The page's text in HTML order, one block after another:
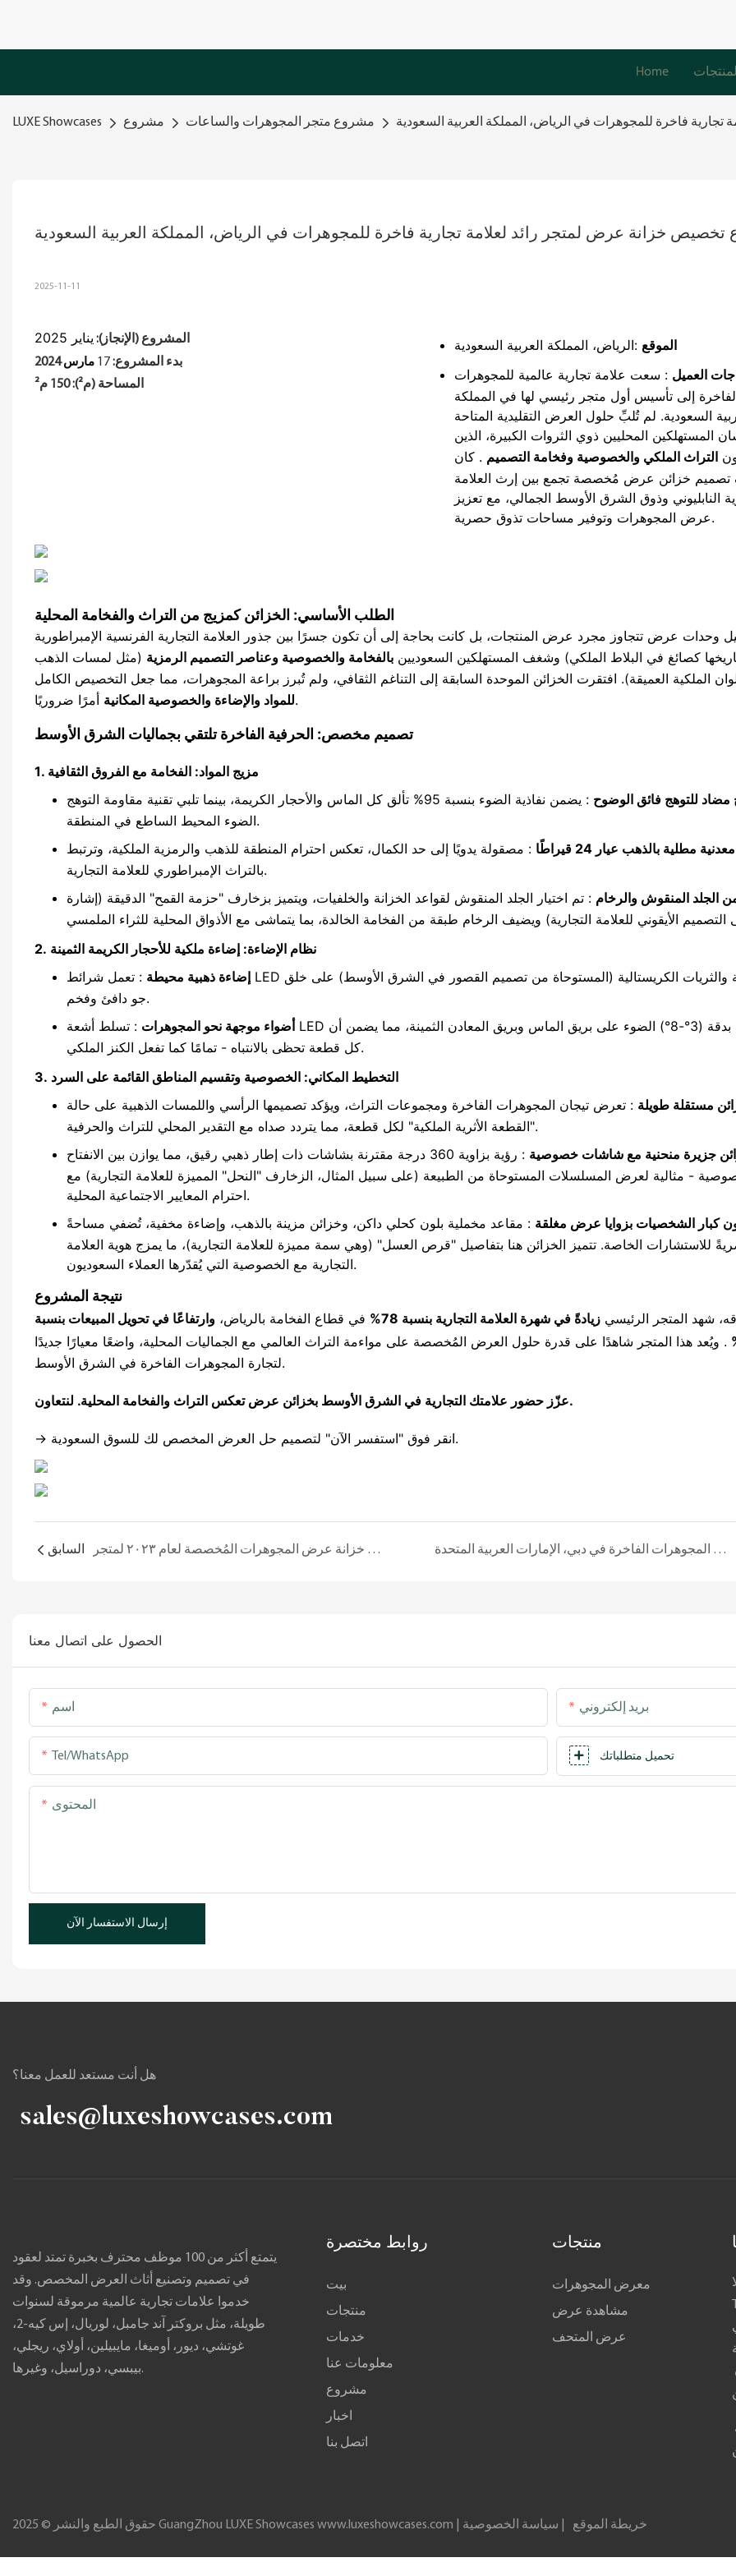
Home
LUXE Showcases مشروع مشروع متجر المجوهرات والساعات فاخرة للمجوهرات في الرياض، المملكة العربية السعودية
خزانة عرض لمتجر رائد لعلامة تجارية فاخرة للمجوهرات في الرياض، المملكة العربية السعودية
2025-11-11
المشروع (الإنجاز): يناير 2025
بدء المشروع:17 مارس 2024
المساحة (م²): 150 م²
الموقع :الرياض، المملكة العربية السعودية
العميل : سعت علامة تجارية عالمية للمجوهرات
إلى تأسيس أول متجر رئيسي لها في المملكة
السعودية. لم تُلبِّ حلول العرض التقليدية المتاحة
المستهلكين المحليين ذوي الثروات الكبيرة، الذين
التراث الملكي والخصوصية وفخامة التصميم . كان
تصميم خزائن عرض مُخصصة تجمع بين إرث العلامة
النابليوني وذوق الشرق الأوسط الجمالي، مع تعزيز
عرض المجوهرات وتوفير مساحات تذوق حصرية.
الطلب الأساسي: الخزائن كمزيج من التراث والفخامة المحلية
وحدات عرض تتجاوز مجرد عرض المنتجات، بل كانت بحاجة إلى أن تكون جسرًا بين جذور العلامة التجارية الفرنسية الإمبراطورية
كصائغ في البلاط الملكي) وشغف المستهلكين السعوديينبالفخامة والخصوصية وعناصر التصميم الرمزية (مثل لمسات الذهب
الملكية العميقة). افتقرت الخزائن الموحدة السابقة إلى التناغم الثقافي، ولم تُبرز براعة المجوهرات، مما جعل التخصيص الكامل
للمواد والإضاءة والخصوصية المكانيةأمرًا ضروريًا.
تصميم مخصص: الحرفية الفاخرة تلتقي بجماليات الشرق الأوسط
1. مزيج المواد: الفخامة مع الفروق الثقافية
مضاد للتوهج فائق الوضوح
: يضمن نفاذية الضوء بنسبة 95% تألق كل الماس والأحجار الكريمة، بينما تلبي تقنية مقاومة التوهج
الضوء المحيط الساطع في المنطقة.
مطلية بالذهب عيار 24 قيراطًا
: مصقولة يدويًا إلى حد الكمال، تعكس احترام المنطقة للذهب والرمزية الملكية، وترتبط
بالتراث الإمبراطوري للعلامة التجارية.
الجلد المنقوش والرخام : تم اختيار الجلد المنقوش لقواعد الخزانة والخلفيات، ويتميز بزخارف "حزمة القمح" الدقيقة (إشارة
2. نظام الإضاءة: إضاءة ملكية للأحجار الكريمة الثمينة
إضاءة ذهبية محيطة : تعمل شرائط LED المدمجة والثريات الكريستالية (المستوحاة من تصميم القصور في الشرق الأوسط) على خلق
جو دافئ وفخم.
أضواء موجهة نحو المجوهرات : تسلط أشعة LED المصممة بدقة (3°-8°) الضوء على بريق الماس وبريق المعادن الثمينة، مما يضمن أن
كل قطعة تحظى بالانتباه - تمامًا كما تفعل الكنز الملكي.
3. التخطيط المكاني: الخصوصية وتقسيم المناطق القائمة على السرد
مستقلة طويلة : تعرض تيجان المجوهرات الفاخرة ومجموعات التراث، ويؤكد تصميمها الرأسي واللمسات الذهبية على حالة
"القطعة الأثرية الملكية" لكل قطعة، مما يتردد صداه مع التقدير المحلي للتراث والحرفية.
جزيرة منحنية مع شاشات خصوصية
: رؤية بزاوية 360 درجة مقترنة بشاشات ذات إطار ذهبي رقيق، مما يوازن بين الانفتاح
- مثالية لعرض المسلسلات المستوحاة من الطبيعة (على سبيل المثال، الزخارف "النحل" المميزة للعلامة التجارية) مع
احترام المعايير الاجتماعية المحلية.
كبار الشخصيات بزوايا عرض مغلقة : مقاعد مخملية بلون كحلي داكن، وخزائن مزينة بالذهب، وإضاءة مخفية، تُضفي مساحةً
للاستشارات الخاصة. تتميز الخزائن هنا بتفاصيل "قرص العسل" (وهي سمة مميزة للعلامة التجارية)، ما يمزج هوية العلامة
التجارية مع الخصوصية التي يُقدّرها العملاء السعوديون.
نتيجة المشروع
شهد المتجر الرئيسيزيادةً في شهرة العلامة التجارية بنسبة 78% في قطاع الفخامة بالرياض،وارتفاعًا في تحويل المبيعات بنسبة
. ويُعد هذا المتجر شاهدًا على قدرة حلول العرض المُخصصة على مواءمة التراث العالمي مع الجماليات المحلية، واضعًا معيارًا جديدًا
لتجارة المجوهرات الفاخرة في الشرق الأوسط.
عزّز حضور علامتك التجارية في الشرق الأوسط بخزائن عرض تعكس التراث والفخامة المحلية. لنتعاون.
→ انقر فوق "استفسر الآن" لتصميم حل العرض المخصص لك للسوق السعودية.
السابق مشروع خزانة عرض المجوهرات المُخصصة لعام ٢٠٢٣ لمتجر DIABOND الرئيسي في سنغافورة: إعادة صياغة تجربة البيع بالتجزئة الراقية من خلال السرد القصصي المكاني مشروع تخصيص خزانة عرض المجوهرات الفاخرة في دبي، الإمارات العربية المتحدة
الحصول على اتصال معنا
اسم بريد إلكتروني
Tel/WhatsApp تحميل متطلباتك
المحتوى
إرسال الاستفسار الآن
هل أنت مستعد للعمل معنا؟
sales@luxeshowcases.com
يتمتع أكثر من 100 موظف محترف بخبرة تمتد لعقود
في تصميم وتصنيع أثاث العرض المخصص. وقد
خدموا علامات تجارية عالمية مرموقة لسنوات
طويلة، مثل بروكتر آند جامبل، لوريال، إس كيه-2،
غوتشي، ديور، أوميغا، مايبيلين، أولاي، ريجلي،
بيبسي، دوراسيل، وغيرها.
روابط مختصرة
بيت
منتجات
خدمات
معلومات عنا
مشروع
اخبار
اتصل بنا
منتجات
معرض المجوهرات
مشاهدة عرض
عرض المتحف
حقوق الطبع والنشر © 2025 GuangZhou LUXE Showcases www.luxeshowcases.com | خريطة الموقع سياسة الخصوصية